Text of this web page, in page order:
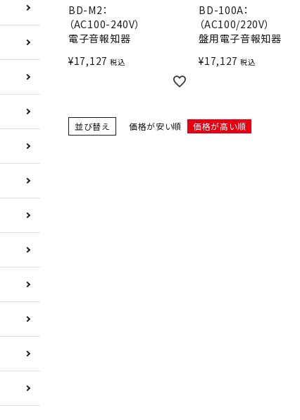
BD-M2：
（AC100-240V）
電子音報知器
¥17,127 税込
BD-100A：
（AC100/220V）
盤用電子音報知器
¥17,127 税込
並び替え 価格が安い順 価格が高い順